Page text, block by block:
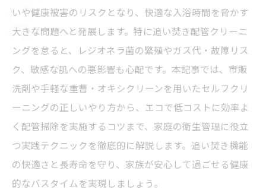
いや健康被害のリスクとなり、快適な入浴時間を脅かす
大きな問題へと発展します。特に追い焚き配管クリーニ
ングを怠ると、レジオネラ菌の繁殖やガス代・故障リス
ク、敏感な肌への悪影響も心配です。本記事では、市販
洗剤や手軽な重曹・オキシクリーンを用いたセルフクリ
ーニングの正しいやり方から、エコで低コストに効率よ
く配管掃除を実施するコツまで、家庭の衛生管理に役立
つ実践テクニックを徹底的に解説します。追い焚き機能
の快適さと長寿命を守り、家族が安心して過ごせる健康
的なバスタイムを実現しましょう。